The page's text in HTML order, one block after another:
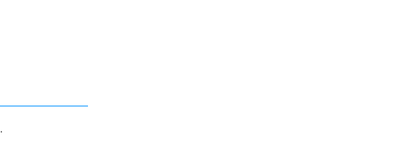
بمجرد تسجيل الدخول إلى واجهة مشرف Maginon، يجب أن تكون قادرًا على تغيير أي إعدادات متاحة.